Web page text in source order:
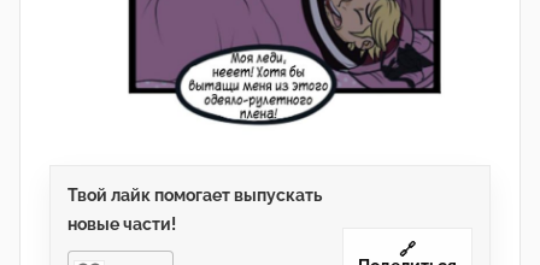
Твой лайк помогает выпускать
новые части!
🔗